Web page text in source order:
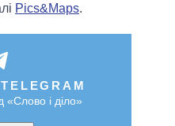
Pics&Maps.
«Слово і діло»